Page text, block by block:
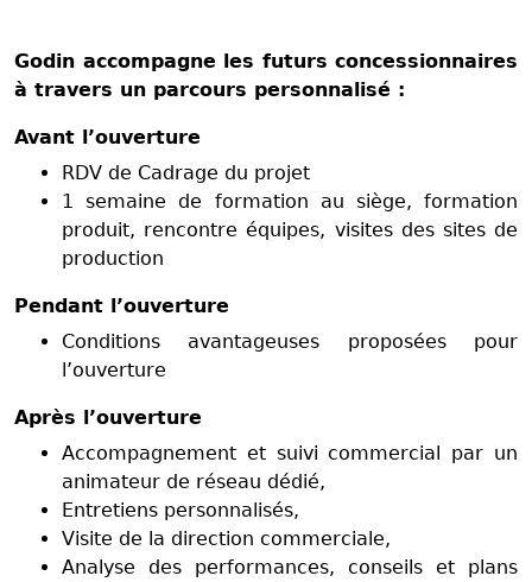
Godin accompagne les futurs concessionnaires
à travers un parcours personnalisé :
Avant l’ouverture
RDV de Cadrage du projet
1 semaine de formation au siège, formation
produit, rencontre équipes, visites des sites de
production
Pendant l’ouverture
Conditions avantageuses proposées pour
l’ouverture
Après l’ouverture
Accompagnement et suivi commercial par un
animateur de réseau dédié,
Entretiens personnalisés,
Visite de la direction commerciale,
Analyse des performances, conseils et plans